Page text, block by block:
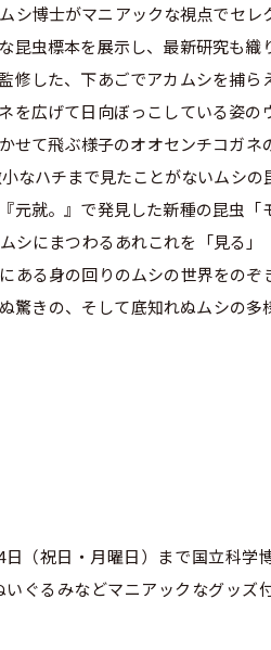
シ博士がマニアックな視点でセレ
昆虫標本を展示し、最新研究も織
修した、下あごでアカムシを捕ら
を広げて日向ぼっこしている姿の
せて飛ぶ様子のオオセンチコガネ
なハチまで見たことがないムシの
元就。』で発見した新種の昆虫「
シにまつわるあれこれを「見る」
ある身の回りのムシの世界をのぞ
驚きの、そして底知れぬムシの多
（祝日・月曜日）まで国立科学
ぐるみなどマニアックなグッズ